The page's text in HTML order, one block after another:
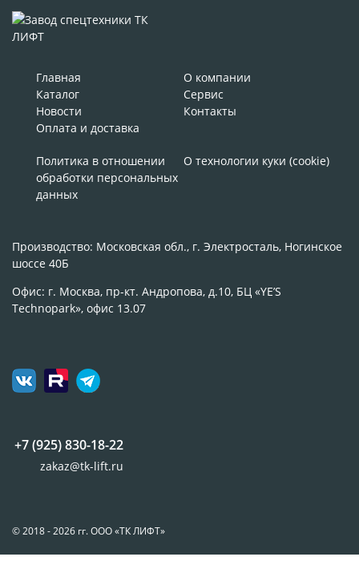
Главная
О компании
Каталог
Сервис
Новости
Контакты
Оплата и доставка
Политика в отношении
обработки персональных
данных
О технологии куки (cookie)
Производство: Московская обл., г. Электросталь, Ногинское
шоссе 40Б
Офис: г. Москва, пр-кт. Андропова, д.10, БЦ «YE’S
Technopark», офис 13.07
+7 (925) 830-18-22
zakaz@tk-lift.ru
© 2018 - 2026 гг. ООО «ТК ЛИФТ»